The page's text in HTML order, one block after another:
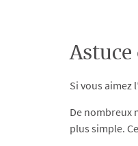
Si vous aimez
De nombreux
plus simple.